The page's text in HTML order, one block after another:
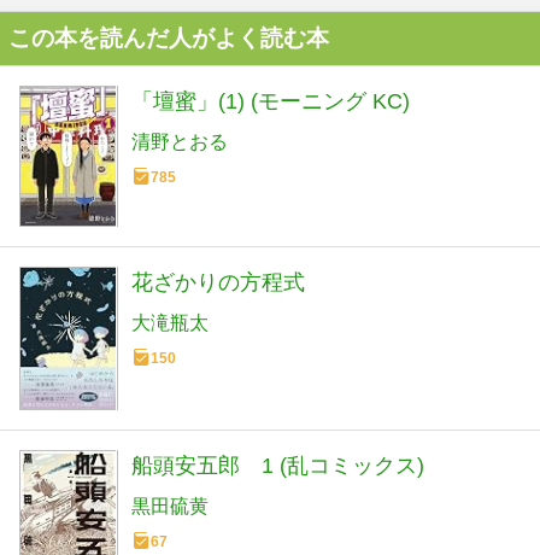
この本を読んだ人がよく読む本
「壇蜜」(1) (モーニング KC)
清野とおる
785
花ざかりの方程式
大滝瓶太
150
船頭安五郎 1 (乱コミックス)
黒田硫黄
67